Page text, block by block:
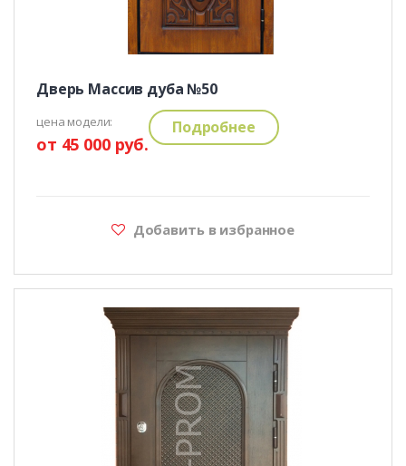
Дверь Массив дуба №50
цена модели:
от 45 000 руб.
Подробнее
Добавить в избранное